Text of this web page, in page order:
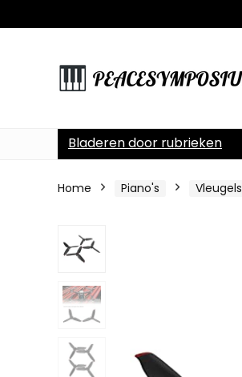
Bladeren door rubrieken
Home Piano's Vleugels